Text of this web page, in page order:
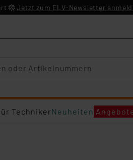
Jetzt zum ELV-Newsletter
TechnikerNeuheiten